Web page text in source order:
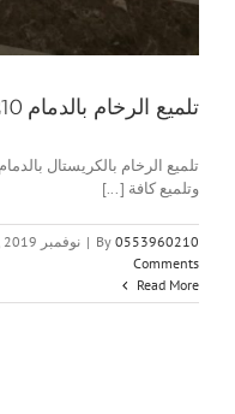
تلميع الرخام بالدمام 0553960210
وتلميع كافة [...]
By 0553960210
| نوفمبر 24th, 2019
Comments
Read More